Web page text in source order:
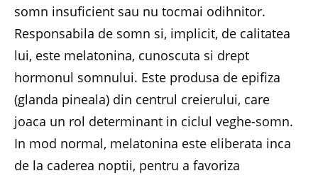
somn insuficient sau nu tocmai odihnitor.
Responsabila de somn si, implicit, de calitatea
lui, este melatonina, cunoscuta si drept
hormonul somnului. Este produsa de epifiza
(glanda pineala) din centrul creierului, care
joaca un rol determinant in ciclul veghe-somn.
In mod normal, melatonina este eliberata inca
de la caderea noptii, pentru a favoriza